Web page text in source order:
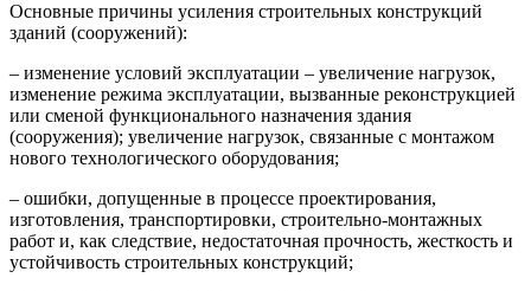
Основные причины усиления строительных конструкций
зданий (сооружений):
– изменение условий эксплуатации – увеличение нагрузок,
изменение режима эксплуатации, вызванные реконструкцией
или сменой функционального назначения здания
(сооружения); увеличение нагрузок, связанные с монтажом
нового технологического оборудования;
– ошибки, допущенные в процессе проектирования,
изготовления, транспортировки, строительно-монтажных
работ и, как следствие, недостаточная прочность, жесткость и
устойчивость строительных конструкций;